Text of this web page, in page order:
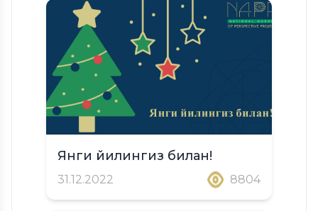
Янги йилингиз билан!
31.12.2022 8804